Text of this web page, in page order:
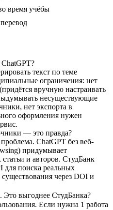
время учёбы
текст по теме
ограничения: нет
вручную настраивать
несуществующие
нет экспорта в
оформления нужен
— это правда?
ChatGPT без веб-
придумывает
и авторов. СтудБанк
для поиска реальных
через DOI и
Это выгоднее СтудБанка?
Если нужна 1 работа